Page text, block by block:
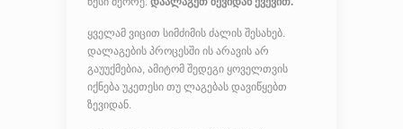
ყველამ ვიცით სიმძიმის ძალის შესახებ.
დალაგების პროცესში ის არავის არ
გაუუქმებია, ამიტომ შედეგი ყოველთვის
იქნება უკეთესი თუ ლაგებას დავიწყებთ
ზევიდან.